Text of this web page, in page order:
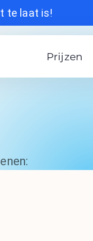
te laat is!
Prijzen